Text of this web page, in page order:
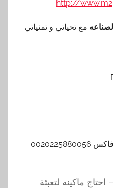
http://
مع تحياتي و تمنياتي
ماكينه لتعبئة